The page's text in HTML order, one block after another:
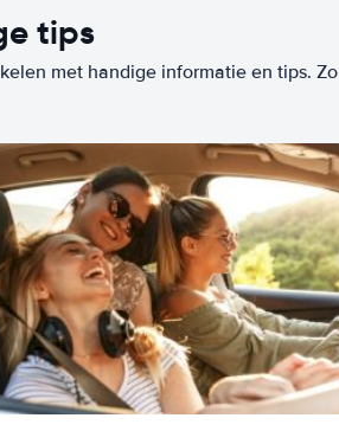
tips
met handige informatie en tips. Zo